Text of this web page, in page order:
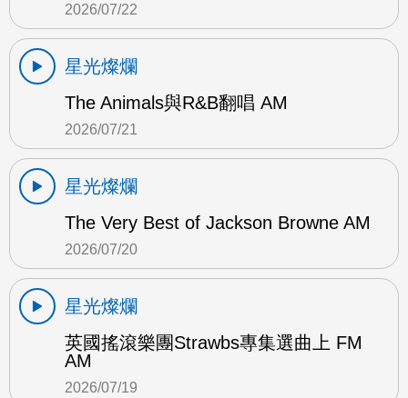
2026/07/22
星光燦爛
The Animals與R&B翻唱 AM
2026/07/21
星光燦爛
The Very Best of Jackson Browne AM
2026/07/20
星光燦爛
英國搖滾樂團Strawbs專集選曲上 FM
AM
2026/07/19